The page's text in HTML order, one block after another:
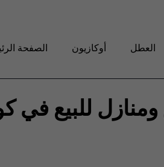
الصفحة أوكازيون العطل
للبيع في